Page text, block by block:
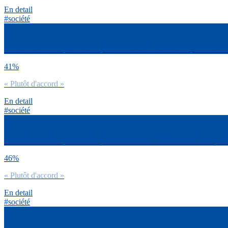
En detail
#société
41%
« Plutôt d'accord »
En detail
#société
46%
« Plutôt d'accord »
En detail
#société